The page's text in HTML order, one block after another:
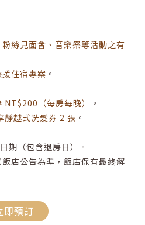
絲見面會、音樂祭等活動之有
住宿專案 。
NT$200（每房每晚）
。
靜越式洗髮券 2 張 。
期（包含退房日）。
店公告為準，飯店保有最終解
即預訂